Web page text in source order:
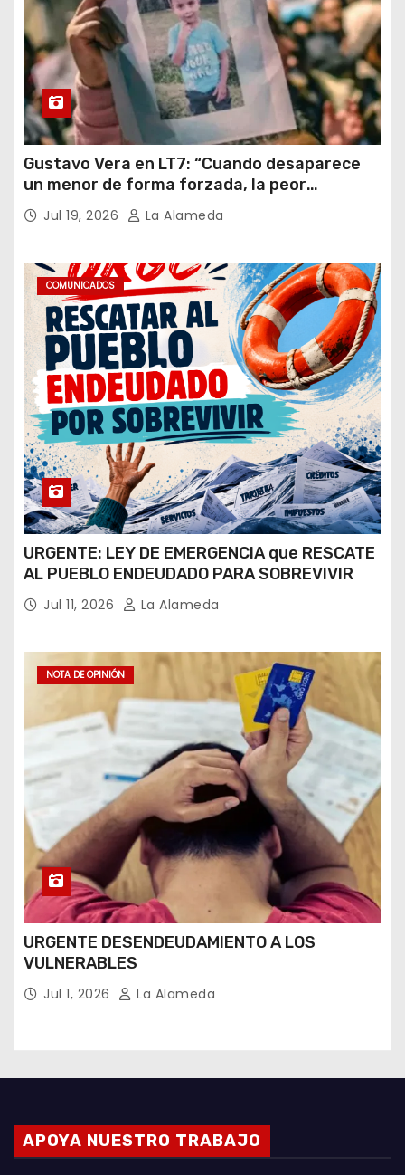
Gustavo Vera en LT7: “Cuando desaparece
un menor de forma forzada, la peor
hipótesis es trata, y así debe seguir
caratulado el caso Loan”
Jul 19, 2026 La Alameda
COMUNICADOS
URGENTE: LEY DE EMERGENCIA que RESCATE
AL PUEBLO ENDEUDADO PARA SOBREVIVIR
Jul 11, 2026 La Alameda
NOTA DE OPINIÓN
URGENTE DESENDEUDAMIENTO A LOS
VULNERABLES
Jul 1, 2026 La Alameda
APOYA NUESTRO TRABAJO